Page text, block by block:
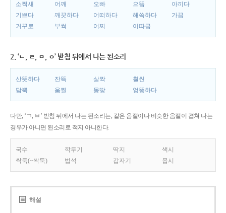
소쩍새 어깨 오빠 으뜸
아끼다
기쁘다
깨끗하다 어떠하다 해쓱하다
가끔
거꾸로
부썩 어찌 이따금
2. ‘ㄴ, ㄹ, ㅁ, ㅇ’ 받침 뒤에서 나는 된소리
산뜻하다 잔뜩 살짝
훨씬
담뿍
움찔 몽땅 엉뚱하다
다만, ‘ㄱ, ㅂ’ 받침 뒤에서 나는 된소리는, 같은 음절이나 비슷한 음절이 겹쳐 나는
경우가 아니면 된소리로 적지 아니한다.
국수 깍두기 딱지
색시
싹둑(~싹둑)
법석 갑자기 몹시
해설